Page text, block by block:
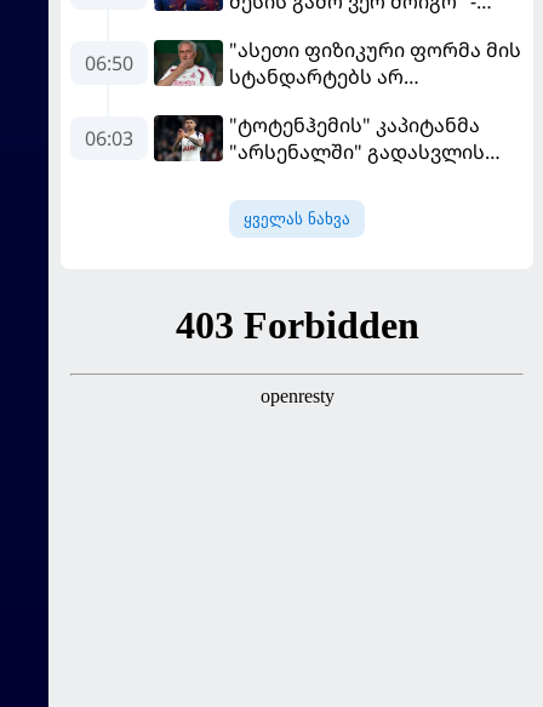
აგენტი
06:50
"ასეთი ფიზიკური ფორმა მის
სტანდარტებს არ
"რეალის" ახალწვეული
გააკრიტიკა
06:03
"ტოტენჰემის" კაპიტანმა
"არსენალში" გადასვლის
ყველას ნახვა